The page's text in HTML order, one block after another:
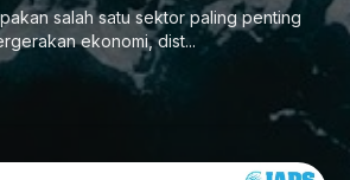
salah satu sektor paling penting
ekonomi, dist...